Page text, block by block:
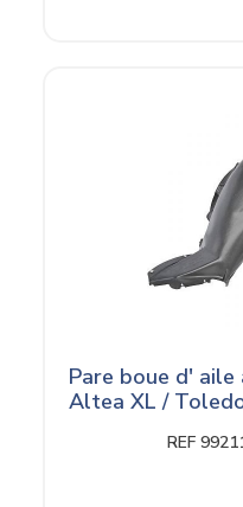
Pare boue d'
Altea XL /
REF